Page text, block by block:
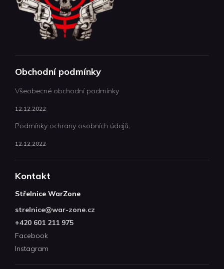
Obchodní podmínky
Všeobecné obchodní podmínky
12.12.2022
Podmínky ochrany osobních údajů.
12.12.2022
Kontakt
Střelnice WarZone
strelnice@war-zone.cz
+420 601 211 975
Facebook
Instagram